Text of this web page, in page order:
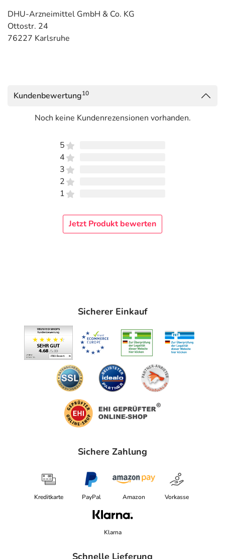
DHU-Arzneimittel GmbH & Co. KG
Ottostr. 24
76227 Karlsruhe
Kundenbewertung10
Noch keine Kundenrezensionen vorhanden.
5
4
3
2
1
Jetzt Produkt bewerten
Sicherer Einkauf
Sichere Zahlung
Kreditkarte PayPal Amazon Vorkasse
Klarna
Schnelle Lieferung